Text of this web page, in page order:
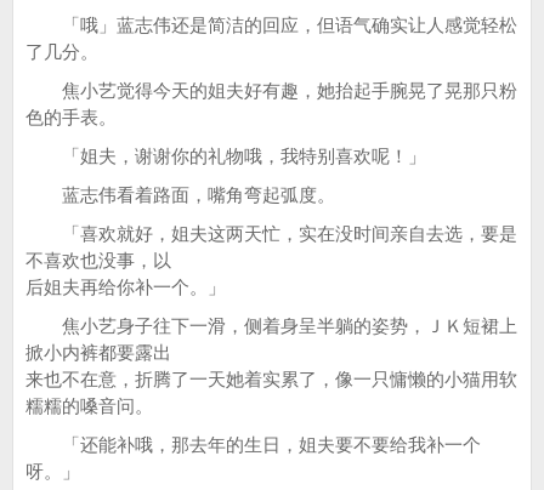
「哦」蓝志伟还是简洁的回应，但语气确实让人感觉轻松
了几分。
焦小艺觉得今天的姐夫好有趣，她抬起手腕晃了晃那只粉
色的手表。
「姐夫，谢谢你的礼物哦，我特别喜欢呢！」
蓝志伟看着路面，嘴角弯起弧度。
「喜欢就好，姐夫这两天忙，实在没时间亲自去选，要是
不喜欢也没事，以
后姐夫再给你补一个。」
焦小艺身子往下一滑，侧着身呈半躺的姿势，ＪＫ短裙上
掀小内裤都要露出
来也不在意，折腾了一天她着实累了，像一只慵懒的小猫用软
糯糯的嗓音问。
「还能补哦，那去年的生日，姐夫要不要给我补一个
呀。」